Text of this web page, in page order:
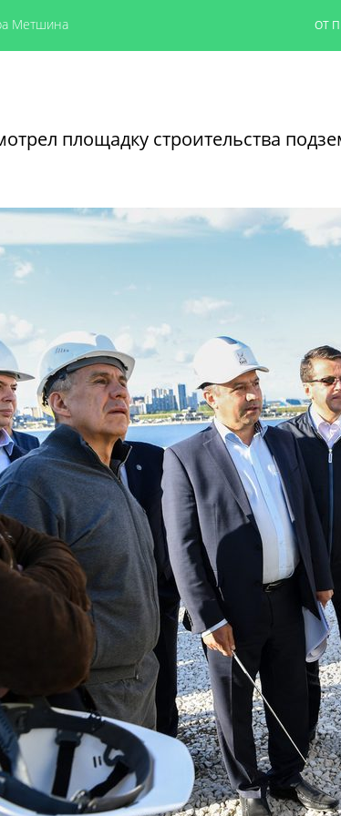
Метшина ОТ
В
В Казани выбрали лучшего
общественного воспитателя 2026 года
03/08/2026
И.Метшин: «В Салават Купере
строится один из самых больших
инклюзивных центров «Доброй
площадку строительства